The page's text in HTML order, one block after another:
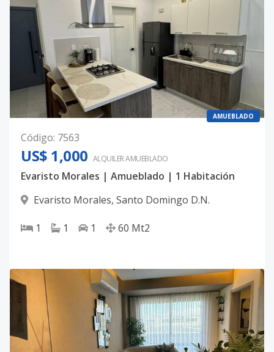
AMUEBLADO
Código: 7563
US$ 1,000 ALQUILERAMUEBLADO
Evaristo Morales | Amueblado | 1 Habitación
Evaristo Morales, Santo Domingo D.N.
1 1 1 60 Mt2